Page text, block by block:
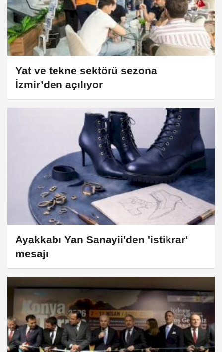
Yat ve tekne sektörü sezona
İzmir’den açılıyor
Ayakkabı Yan Sanayii'den 'istikrar'
mesajı